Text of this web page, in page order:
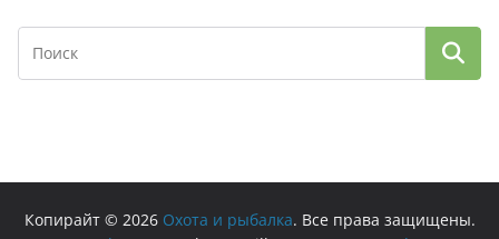
х
в
Копирайт © 2026 Охота и рыбалка. Все права защищены.